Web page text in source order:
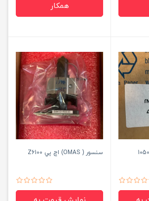
همکار
سنسور ( OMAS) اچ پي Z6100